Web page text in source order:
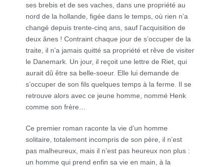
ses brebis et de ses vaches, dans une propriété au
nord de la hollande, figée dans le temps, où rien n’a
changé depuis trente-cinq ans, sauf l’acquisition de
deux ânes ! Contraint chaque jour de s’occuper de la
traite, il n’a jamais quitté sa propriété et rêve de visiter
le Danemark. Un jour, il reçoit une lettre de Riet, qui
aurait dû être sa belle-soeur. Elle lui demande de
s’occuper de son fils quelques temps à la ferme. Il se
retrouve alors avec ce jeune homme, nommé Henk
comme son frère…
Ce premier roman raconte la vie d’un homme
solitaire, totalement incompris de son père, il n’est
pas malheureux, mais il n’est pas heureux non plus :
un homme qui prend enfin sa vie en main, à la